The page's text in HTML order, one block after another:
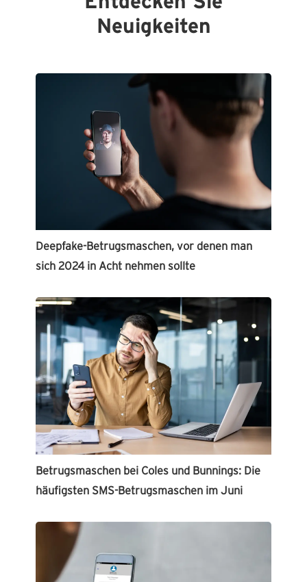
Neuigkeiten
Deepfake-Betrugsmaschen, vor denen man
sich 2024 in Acht nehmen sollte
Betrugsmaschen bei Coles und Bunnings: Die
häufigsten SMS-Betrugsmaschen im Juni